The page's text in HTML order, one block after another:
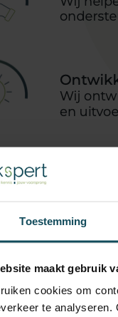
Toestemming
maakt gebruik
cookies om
te analyseren.